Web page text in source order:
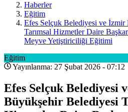
Haberler
Eğitim
Efes Selçuk Belediyesi ve
Tarımsal Hizmetler Daire
Meyve Yetiştiriciliği Eğitimi
Eğitim
Yayınlanma: 27 Şubat 2026 - 07:12
Efes Selçuk Belediyesi
Büyükşehir Belediyesi